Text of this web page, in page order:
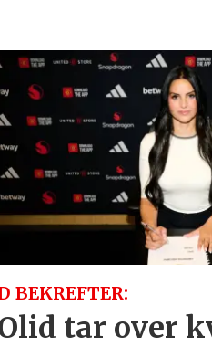
BEKREFTER:
tar over